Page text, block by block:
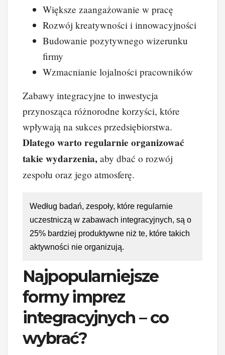
Większe zaangażowanie w pracę
Rozwój kreatywności i innowacyjności
Budowanie pozytywnego wizerunku
firmy
Wzmacnianie lojalności pracowników
Zabawy integracyjne to inwestycja
przynosząca różnorodne korzyści, które
wpływają na sukces przedsiębiorstwa.
Dlatego warto regularnie organizować
takie wydarzenia, aby dbać o rozwój
zespołu oraz jego atmosferę.
Według badań, zespoły, które regularnie
uczestniczą w zabawach integracyjnych, są o
25% bardziej produktywne niż te, które takich
aktywności nie organizują.
Najpopularniejsze
formy imprez
integracyjnych – co
wybrać?